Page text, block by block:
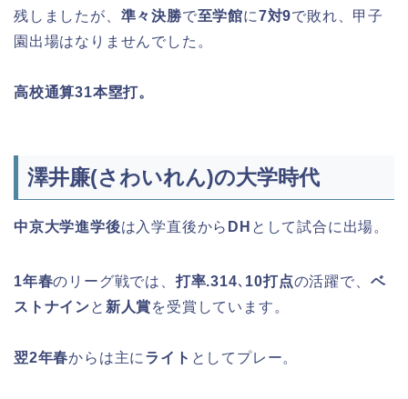
残しましたが、 準々決勝で至学館に7対9で敗れ、甲子
園出場はなりませんでした。
高校通算31本塁打。
澤井廉(さわいれん)の大学時代
中京大学進学後は入学直後から DH として試合に出場。
1年春のリーグ戦では、 打率.314､ 10打点の活躍で、 ベ
ストナインと 新人賞を受賞しています。
翌2年春からは主に ライト としてプレー。